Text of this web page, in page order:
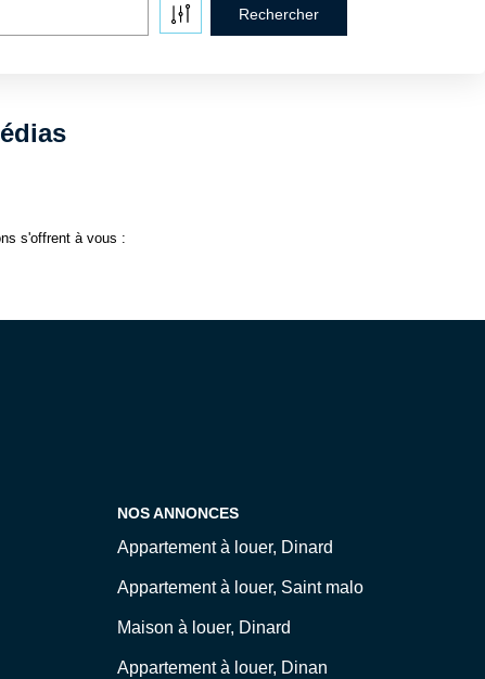
s'offrent à vous :
NOS ANNONCES
Appartement à louer, Dinard
Appartement à louer, Saint malo
Maison à louer, Dinard
Appartement à louer, Dinan